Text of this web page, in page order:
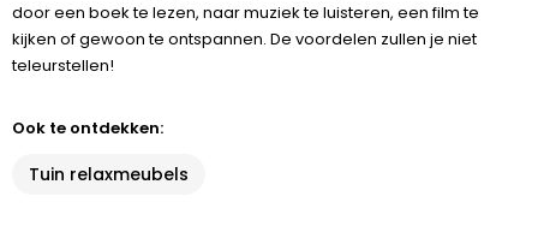
door een boek te lezen, naar muziek te luisteren, een film te
kijken of gewoon te ontspannen. De voordelen zullen je niet
teleurstellen!
Ook te ontdekken:
Tuin relaxmeubels